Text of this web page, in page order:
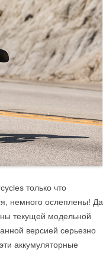
только что
немного ослеплены! Да,
текущей модельной
версией серьезно
аккумуляторные